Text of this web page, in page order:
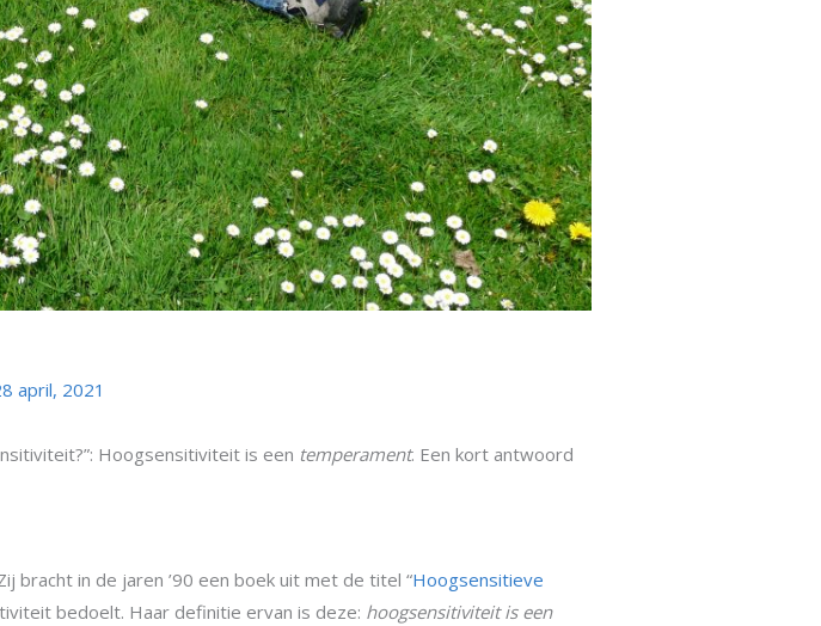
april, 2021
Hoogsensitiviteit is een temperament. Een kort antwoord
bracht in de jaren ’90 een boek uit met de titel “Hoogsensitieve
bedoelt. Haar definitie ervan is deze: hoogsensitiviteit is een